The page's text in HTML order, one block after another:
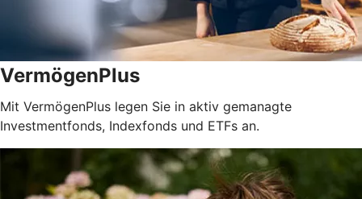
VermögenPlus
Mit VermögenPlus legen Sie in aktiv gemanagte
Investmentfonds, Indexfonds und ETFs an.